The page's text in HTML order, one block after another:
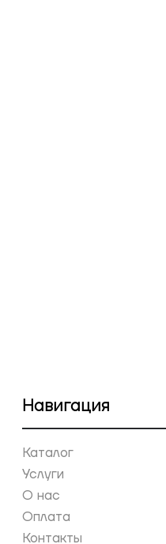
Навигация
Каталог
Услуги
О нас
Оплата
Контакты